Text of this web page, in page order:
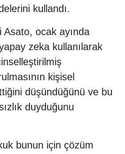
kullandı.
ocak ayında
zeka kullanılarak
kişisel
düşündüğünü ve bu
duyduğunu
bunun için çözüm